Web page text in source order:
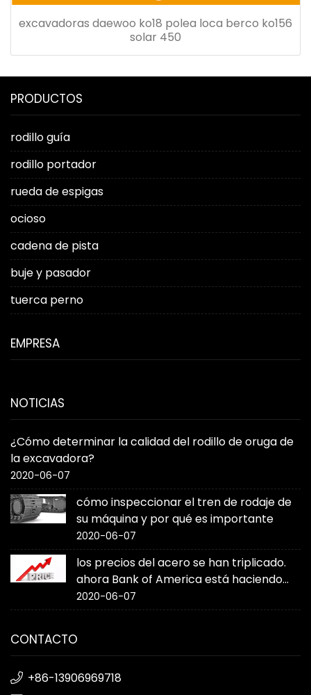
excavadoras daewoo ko18 polea loca berco ko156
solar 450
PRODUCTOS
rodillo guía
rodillo portador
rueda de espigas
ocioso
cadena de pista
buje y pasador
tuerca perno
EMPRESA
NOTICIAS
¿Cómo determinar la calidad del rodillo de oruga de
la excavadora?
2020-06-07
cómo inspeccionar el tren de rodaje de
su máquina y por qué es importante
2020-06-07
los precios del acero se han triplicado.
ahora Bank of America está haciendo
sonar la alarma
2020-06-07
CONTACTO
+86-13906969718